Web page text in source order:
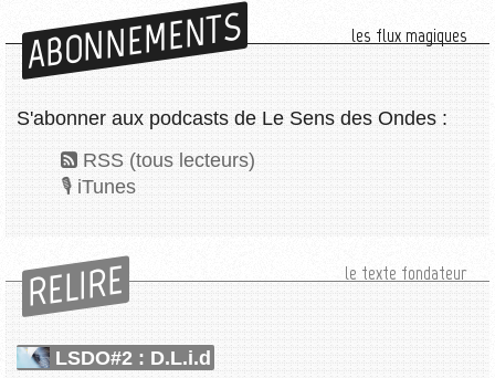
ABONNEMENTS les flux magiques
S'abonner aux podcasts de Le Sens des Ondes :
RSS (tous lecteurs)
iTunes
RELIRE le texte fondateur
LSDO#2 : D.L.i.d